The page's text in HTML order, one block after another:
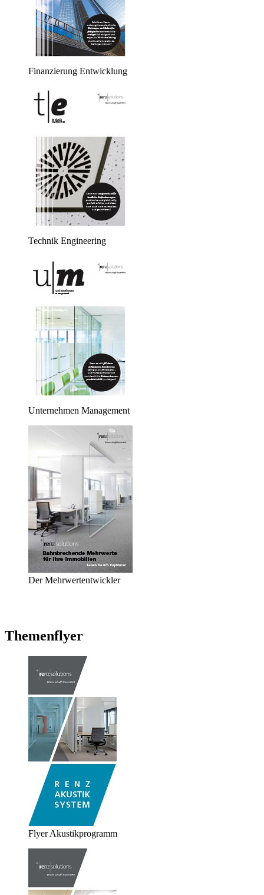
Finanzierung Entwicklung
Technik Engineering
Unternehmen Management
Der Mehrwertentwickler
Themenflyer
Flyer Akustikprogramm